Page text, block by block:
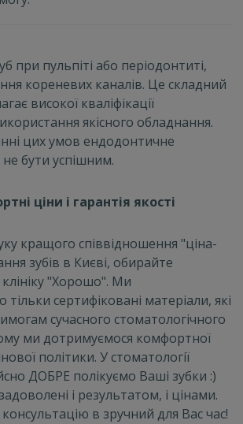
при пульпіті або періодонтиті,
кореневих каналів. Це складний
високої кваліфікації
якісного обладнання.
цих умов ендодонтичне
бути успішним.
ціни і гарантія якості
кращого співвідношення "ціна-
зубів в Києві, обирайте
клініку "Хорошо". Ми
сертифіковані матеріали, які
сучасного стоматологічного
ми дотримуємося комфортної
політики. У стоматології
ДОБРЕ полікуємо Ваші зубки :)
і результатом, і цінами.
в зручний для Вас час!